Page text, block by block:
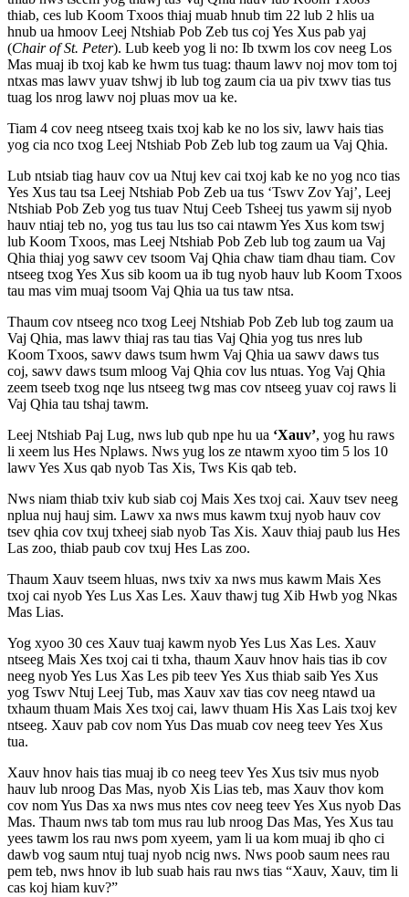
thiab, ces lub Koom Txoos thiaj muab hnub tim 22 lub 2 hlis ua
hnub ua hmoov Leej Ntshiab Pob Zeb tus coj Yes Xus pab yaj
(Chair of St. Peter). Lub keeb yog li no: Ib txwm los cov neeg Los
Mas muaj ib txoj kab ke hwm tus tuag: thaum lawv noj mov tom toj
ntxas mas lawv yuav tshwj ib lub tog zaum cia ua piv txwv tias tus
tuag los nrog lawv noj pluas mov ua ke.
Tiam 4 cov neeg ntseeg txais txoj kab ke no los siv, lawv hais tias
yog cia nco txog Leej Ntshiab Pob Zeb lub tog zaum ua Vaj Qhia.
Lub ntsiab tiag hauv cov ua Ntuj kev cai txoj kab ke no yog nco tias
Yes Xus tau tsa Leej Ntshiab Pob Zeb ua tus ‘Tswv Zov Yaj’, Leej
Ntshiab Pob Zeb yog tus tuav Ntuj Ceeb Tsheej tus yawm sij nyob
hauv ntiaj teb no, yog tus tau lus tso cai ntawm Yes Xus kom tswj
lub Koom Txoos, mas Leej Ntshiab Pob Zeb lub tog zaum ua Vaj
Qhia thiaj yog sawv cev tsoom Vaj Qhia chaw tiam dhau tiam. Cov
ntseeg txog Yes Xus sib koom ua ib tug nyob hauv lub Koom Txoos
tau mas vim muaj tsoom Vaj Qhia ua tus taw ntsa.
Thaum cov ntseeg nco txog Leej Ntshiab Pob Zeb lub tog zaum ua
Vaj Qhia, mas lawv thiaj ras tau tias Vaj Qhia yog tus nres lub
Koom Txoos, sawv daws tsum hwm Vaj Qhia ua sawv daws tus
coj, sawv daws tsum mloog Vaj Qhia cov lus ntuas. Yog Vaj Qhia
zeem tseeb txog nqe lus ntseeg twg mas cov ntseeg yuav coj raws li
Vaj Qhia tau tshaj tawm.
Leej Ntshiab Paj Lug, nws lub qub npe hu ua ‘Xauv’, yog hu raws
li xeem lus Hes Nplaws. Nws yug los ze ntawm xyoo tim 5 los 10
lawv Yes Xus qab nyob Tas Xis, Tws Kis qab teb.
Nws niam thiab txiv kub siab coj Mais Xes txoj cai. Xauv tsev neeg
nplua nuj hauj sim. Lawv xa nws mus kawm txuj nyob hauv cov
tsev qhia cov txuj txheej siab nyob Tas Xis. Xauv thiaj paub lus Hes
Las zoo, thiab paub cov txuj Hes Las zoo.
Thaum Xauv tseem hluas, nws txiv xa nws mus kawm Mais Xes
txoj cai nyob Yes Lus Xas Les. Xauv thawj tug Xib Hwb yog Nkas
Mas Lias.
Yog xyoo 30 ces Xauv tuaj kawm nyob Yes Lus Xas Les. Xauv
ntseeg Mais Xes txoj cai ti txha, thaum Xauv hnov hais tias ib cov
neeg nyob Yes Lus Xas Les pib teev Yes Xus thiab saib Yes Xus
yog Tswv Ntuj Leej Tub, mas Xauv xav tias cov neeg ntawd ua
txhaum thuam Mais Xes txoj cai, lawv thuam His Xas Lais txoj kev
ntseeg. Xauv pab cov nom Yus Das muab cov neeg teev Yes Xus
tua.
Xauv hnov hais tias muaj ib co neeg teev Yes Xus tsiv mus nyob
hauv lub nroog Das Mas, nyob Xis Lias teb, mas Xauv thov kom
cov nom Yus Das xa nws mus ntes cov neeg teev Yes Xus nyob Das
Mas. Thaum nws tab tom mus rau lub nroog Das Mas, Yes Xus tau
yees tawm los rau nws pom xyeem, yam li ua kom muaj ib qho ci
dawb vog saum ntuj tuaj nyob ncig nws. Nws poob saum nees rau
pem teb, nws hnov ib lub suab hais rau nws tias “Xauv, Xauv, tim li
cas koj hiam kuv?”